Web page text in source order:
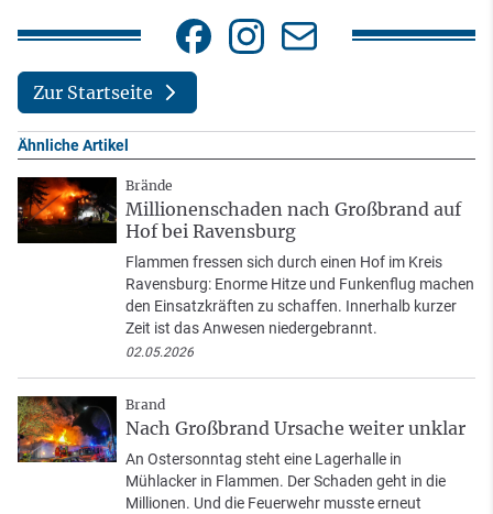
Zur Startseite
Ähnliche Artikel
Brände
Millionenschaden nach Großbrand auf
Hof bei Ravensburg
Flammen fressen sich durch einen Hof im Kreis
Ravensburg: Enorme Hitze und Funkenflug machen
den Einsatzkräften zu schaffen. Innerhalb kurzer
Zeit ist das Anwesen niedergebrannt.
02.05.2026
Brand
Nach Großbrand Ursache weiter unklar
An Ostersonntag steht eine Lagerhalle in
Mühlacker in Flammen. Der Schaden geht in die
Millionen. Und die Feuerwehr musste erneut